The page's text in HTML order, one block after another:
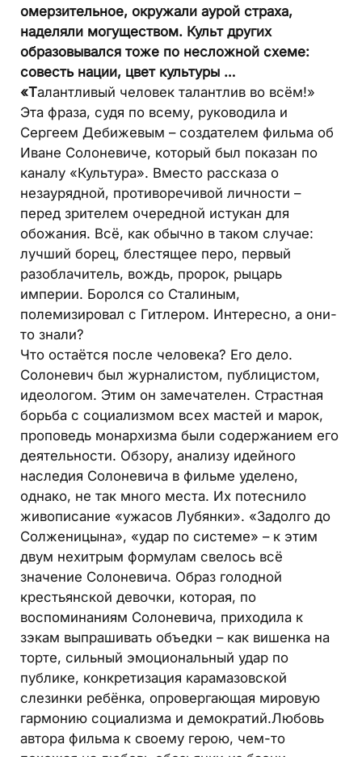
омерзительное, окружали аурой страха,
наделяли могуществом. Культ других
образовывался тоже по несложной схеме:
совесть нации, цвет культуры …
«Талантливый человек талантлив во всём!»
Эта фраза, судя по всему, руководила и
Сергеем Дебижевым – создателем фильма об
Иване Солоневиче, который был показан по
каналу «Культура». Вместо рассказа о
незаурядной, противоречивой личности –
перед зрителем очередной истукан для
обожания. Всё, как обычно в таком случае:
лучший борец, блестящее перо, первый
разоблачитель, вождь, пророк, рыцарь
империи. Боролся со Сталиным,
полемизировал с Гитлером. Интересно, а они-
то знали?
Что остаётся после человека? Его дело.
Солоневич был журналистом, публицистом,
идеологом. Этим он замечателен. Страстная
борьба с социализмом всех мастей и марок,
проповедь монархизма были содержанием его
деятельности. Обзору, анализу идейного
наследия Солоневича в фильме уделено,
однако, не так много места. Их потеснило
живописание «ужасов Лубянки». «Задолго до
Солженицына», «удар по системе» – к этим
двум нехитрым формулам свелось всё
значение Солоневича. Образ голодной
крестьянской девочки, которая, по
воспоминаниям Солоневича, приходила к
зэкам выпрашивать объедки – как вишенка на
торте, сильный эмоциональный удар по
публике, конкретизация карамазовской
слезинки ребёнка, опровергающая мировую
гармонию социализма и демократий.Любовь
автора фильма к своему герою, чем-то